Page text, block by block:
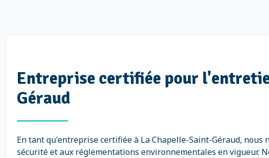
Entreprise certifiée pour
Géraud
En tant qu'entreprise certifiée à La Chapelle-Saint-Géraud,
sécurité et aux réglementations environnementales en vigueur.